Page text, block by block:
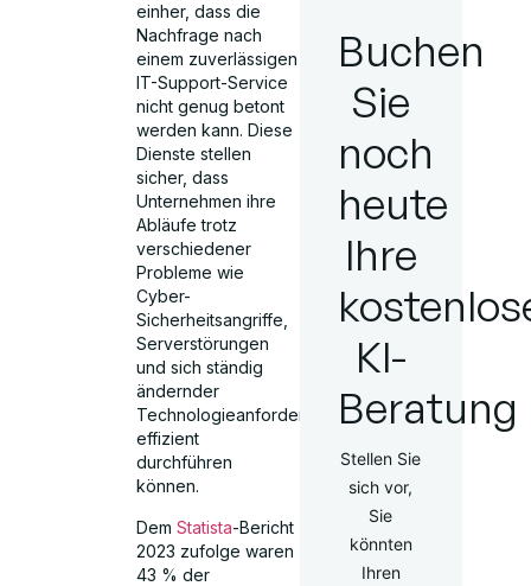
einher, dass die
Nachfrage nach
einem zuverlässigen
IT-Support-Service
nicht genug betont
werden kann. Diese
Dienste stellen
sicher, dass
Unternehmen ihre
Abläufe trotz
verschiedener
Probleme wie
Cyber-
Sicherheitsangriffe,
Serverstörungen
und sich ständig
ändernder
Technologieanforderungen
effizient
durchführen
können.
DemStatista-Bericht
2023 zufolge waren
43 % der
Buchen
Sie
noch
heute
Ihre
KI-
Beratung
Stellen Sie
sich vor,
Sie
könnten
Ihren